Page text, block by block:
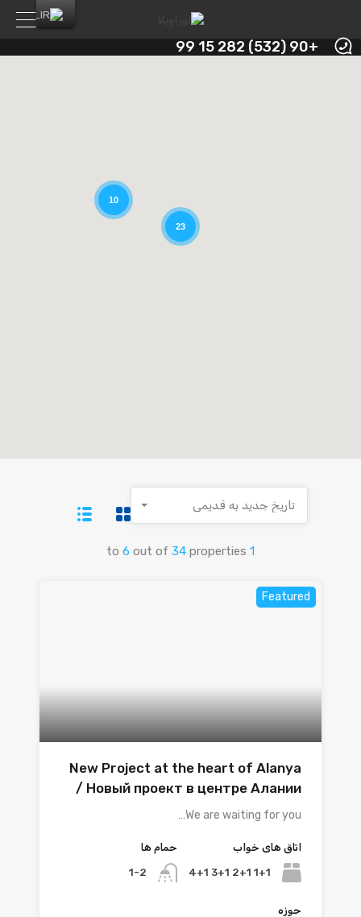
+90 (532) 282 15 99
23
10
1
to 6 out of 34 properties
تاریخ جدید به قدیمی
Featured
New Project at the heart of Alanya
/ Новый проект в центре Алании
We are waiting for you…
اتاق های خواب
1+1 2+1 3+1 4+1
حمام ها
1-2
حوزه